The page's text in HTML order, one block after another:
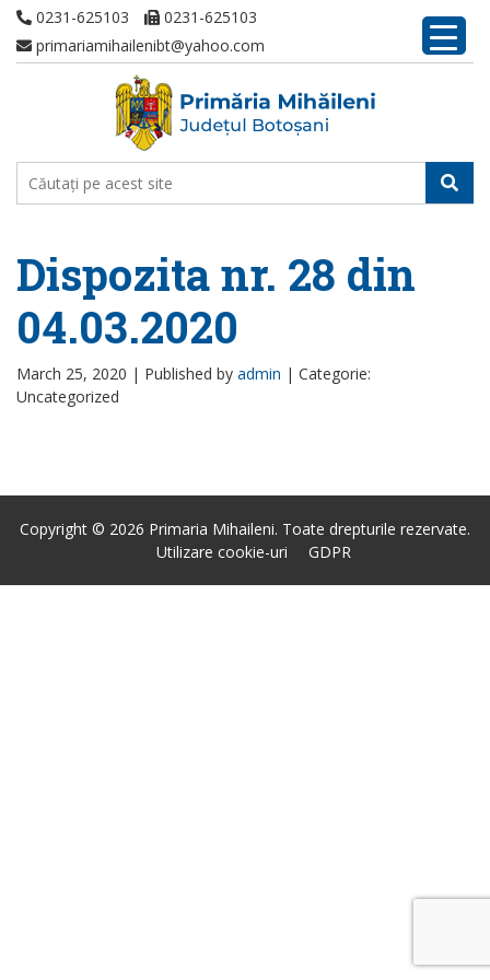
0231-625103
0231-625103
primariamihailenibt@yahoo.com
Dispozita nr. 28 din
04.03.2020
March 25, 2020 | Published by admin | Categorie:
Uncategorized
Copyright © 2026 Primaria Mihaileni. Toate drepturile rezervate.
Utilizare cookie-uri
GDPR